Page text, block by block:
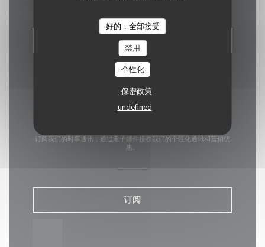
好的，全部接受
禁用
个性化
保密政策
undefined
预订餐位
订阅我们的时事通讯，通过电子邮件接收我们的个性化通讯和营销优
惠。
订阅